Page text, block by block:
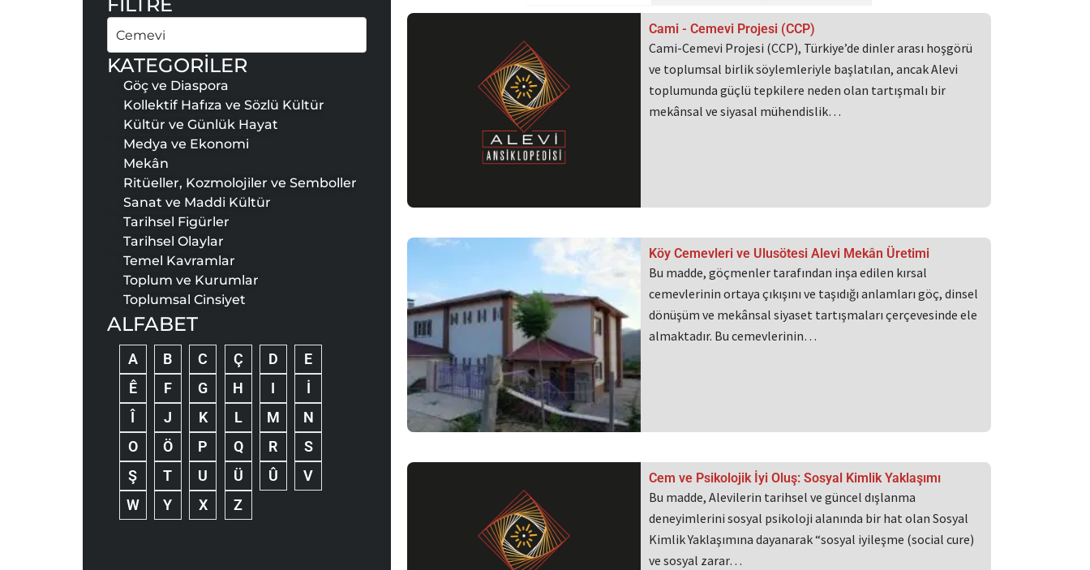
KATEGORİLER
Göç ve Diaspora
Kollektif Hafıza ve Sözlü Kültür
Kültür ve Günlük Hayat
Medya ve Ekonomi
Mekân
Ritüeller, Kozmolojiler ve Semboller
Sanat ve Maddi Kültür
Tarihsel Figürler
Tarihsel Olaylar
Temel Kavramlar
Toplum ve Kurumlar
Toplumsal Cinsiyet
ALFABET
A B C Ç D
E
Ê
F G H I
İ
Î
J K L M
N
O
Ö P Q R
S
Ş
T U Ü Û
V
W
Y X Z
Cami - Cemevi Projesi (CCP)
Cami-Cemevi Projesi (CCP), Türkiye’de dinler arası hoşgörü
ve toplumsal birlik söylemleriyle başlatılan, ancak Alevi
toplumunda güçlü tepkilere neden olan tartışmalı bir
mekânsal ve siyasal mühendislik…
Köy Cemevleri ve Ulusötesi Alevi Mekân Üretimi
Bu madde, göçmenler tarafından inşa edilen kırsal
cemevlerinin ortaya çıkışını ve taşıdığı anlamları göç, dinsel
dönüşüm ve mekânsal siyaset tartışmaları çerçevesinde ele
almaktadır. Bu cemevlerinin…
Cem ve Psikolojik İyi Oluş: Sosyal Kimlik Yaklaşımı
Bu madde, Alevilerin tarihsel ve güncel dışlanma
deneyimlerini sosyal psikoloji alanında bir hat olan Sosyal
Kimlik Yaklaşımına dayanarak “sosyal iyileşme (social cure)
ve sosyal zarar…
SayfaSayfa